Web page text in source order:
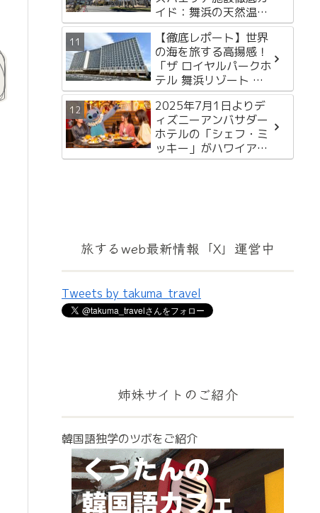
イド：舞浜の天然温泉
で過ごす至福のひとと
き
【徹底レポート】世界
の海を旅する高揚感！
「ザ ロイヤルパークホ
テル 舞浜リゾート 東
京ベイ」2月13日開
業！
2025年7月1日よりデ
ィズニーアンバサダー
ホテルの「シェフ・ミ
ッキー」がハワイアン
スタイルに！
旅するweb最新情報「X」運営中
Tweets by takuma_travel
姉妹サイトのご紹介
韓国語独学のツボをご紹介